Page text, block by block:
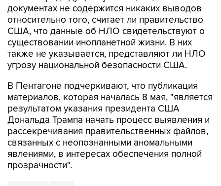
документах не содержится никаких выводов
относительно того, считает ли правительство
США, что данные об НЛО свидетельствуют о
существовании инопланетной жизни. В них
также не указывается, представляют ли НЛО
угрозу национальной безопасности США.
В Пентагоне подчеркивают, что публикация
материалов, которая началась 8 мая, "является
результатом указания президента США
Дональда Трампа начать процесс выявления и
рассекречивания правительственных файлов,
связанных с неопознанными аномальными
явлениями, в интересах обеспечения полной
прозрачности".